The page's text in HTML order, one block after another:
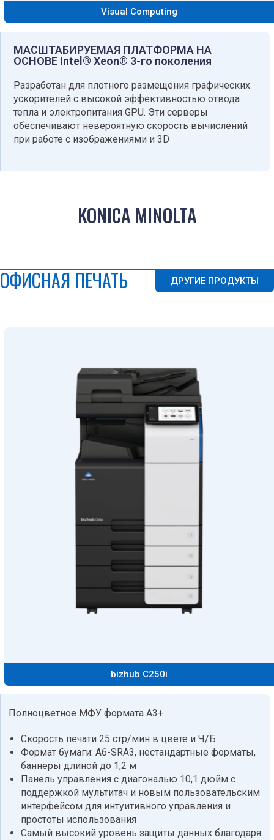
Visual Computing
МАСШТАБИРУЕМАЯ ПЛАТФОРМА НА
ОСНОВЕ Intel® Xeon® 3-го поколения​
Разработан для плотного размещения графических
ускорителей с высокой эффективностью отвода
тепла и электропитания GPU. Эти серверы
обеспечивают невероятную скорость вычислений
при работе с изображениями и 3D
KONICA MINOLTA
ОФИСНАЯ ПЕЧАТЬ ДРУГИЕ ПРОДУКТЫ
bizhub C250i
Полноцветное МФУ формата А3+
Скорость печати 25 стр/мин в цвете и Ч/Б
Формат бумаги: A6-SRA3, нестандартные форматы,
баннеры длиной до 1,2 м
Панель управления с диагональю 10,1 дюйм с
поддержкой мультитач и новым пользовательским
интерфейсом для интуитивного управления и
простоты использования
Самый высокий уровень защиты данных благодаря